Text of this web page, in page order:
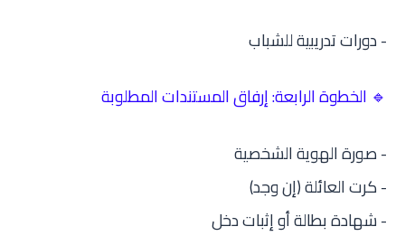
- دورات تدريبية للشباب
🔹 الخطوة الرابعة: إرفاق المستندات المطلوبة
- صورة الهوية الشخصية
- كرت العائلة (إن وجد)
- شهادة بطالة أو إثبات دخل